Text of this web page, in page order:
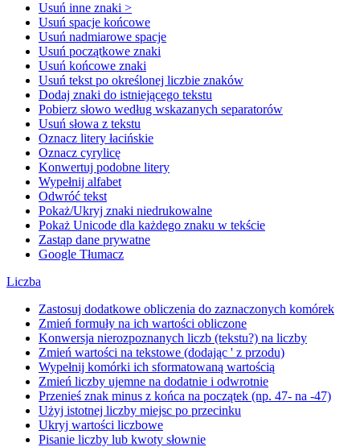
Usuń inne znaki >
Usuń spacje końcowe
Usuń nadmiarowe spacje
Usuń początkowe znaki
Usuń końcowe znaki
Usuń tekst po określonej liczbie znaków
Dodaj znaki do istniejącego tekstu
Pobierz słowo według wskazanych separatorów
Usuń słowa z tekstu
Oznacz litery łacińskie
Oznacz cyrylicę
Konwertuj podobne litery
Wypełnij alfabet
Odwróć tekst
Pokaż/Ukryj znaki niedrukowalne
Pokaż Unicode dla każdego znaku w tekście
Zastąp dane prywatne
Google Tłumacz
Liczba
Zastosuj dodatkowe obliczenia do zaznaczonych komórek
Zmień formuły na ich wartości obliczone
Konwersja nierozpoznanych liczb (tekstu?) na liczby
Zmień wartości na tekstowe (dodając ' z przodu)
Wypełnij komórki ich sformatowaną wartością
Zmień liczby ujemne na dodatnie i odwrotnie
Przenieś znak minus z końca na początek (np. 47- na -47)
Użyj istotnej liczby miejsc po przecinku
Ukryj wartości liczbowe
Pisanie liczby lub kwoty słownie